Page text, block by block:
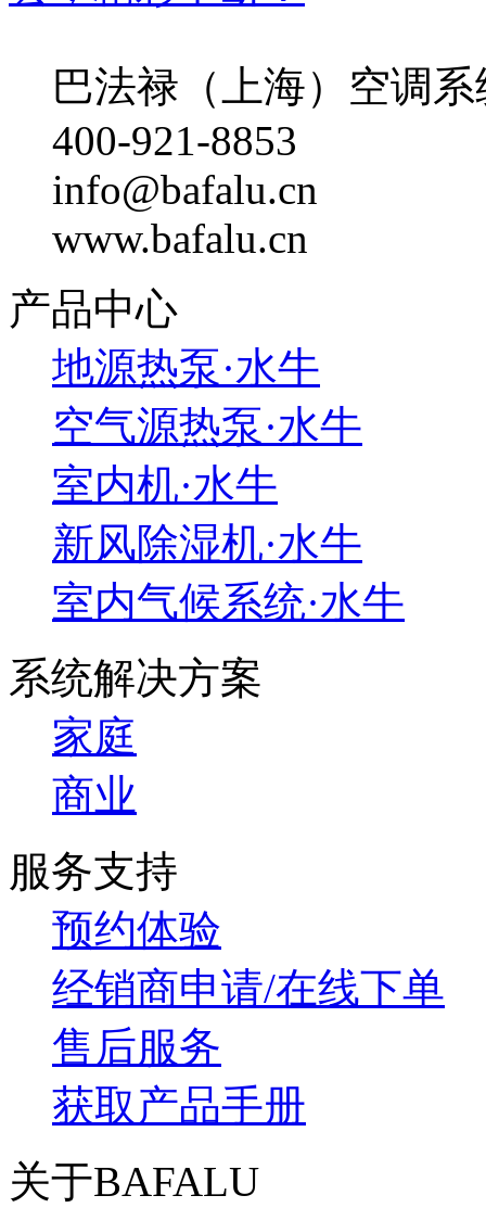
巴法禄（上海）空调
400-921-8853
info@bafalu.cn
www.bafalu.cn
产品中心
地源热泵·水牛
空气源热泵·水牛
室内机·水牛
新风除湿机·水牛
室内气候系统·水牛
系统解决方案
家庭
商业
服务支持
预约体验
经销商申请/在线下单
售后服务
获取产品手册
关于BAFALU